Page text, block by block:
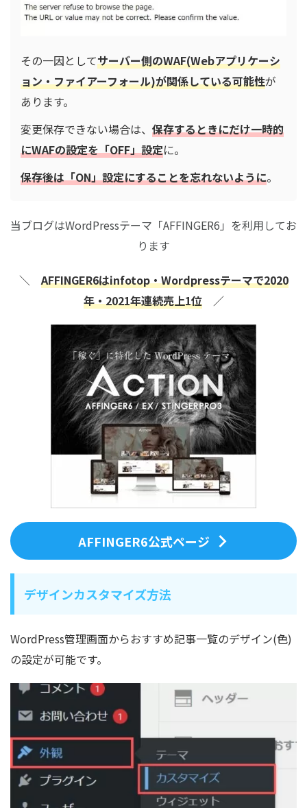
その一因としてサーバー側のWAF(Webアプリケーシ
ョン・ファイアーフォール)が関係している可能性が
あります。
変更保存できない場合は、 保存するときにだけ一時的
にWAFの設定を「OFF」設定に。
保存後は「ON」設定にすることを忘れないように。
当ブログはWordPressテーマ「AFFINGER6」を利用してお
ります
＼AFFINGER6はinfotop・Wordpressテーマで2020
年・2021年連続売上1位／
AFFINGER6公式ページ
デザインカスタマイズ方法
WordPress管理画面からおすすめ記事一覧のデザイン(色)
の設定が可能です。